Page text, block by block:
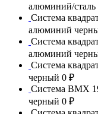
алюминий/
Система
алюминий
Система
алюминий
Система
черный 0 ₽
Система BMX
черный 0 ₽